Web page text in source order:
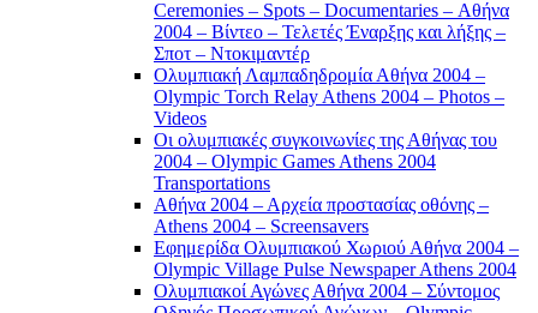
Ceremonies – Spots – Documentaries – Αθήνα
2004 – Βίντεο – Τελετές Έναρξης και λήξης –
Σποτ – Ντοκιμαντέρ
Ολυμπιακή Λαμπαδηδρομία Αθήνα 2004 –
Olympic Torch Relay Athens 2004 – Photos –
Videos
Οι ολυμπιακές συγκοινωνίες της Αθήνας του
2004 – Olympic Games Athens 2004
Transportations
Αθήνα 2004 – Αρχεία προστασίας οθόνης –
Athens 2004 – Screensavers
Εφημερίδα Ολυμπιακού Χωριού Αθήνα 2004 –
Olympic Village Pulse Newspaper Athens 2004
Ολυμπιακοί Αγώνες Αθήνα 2004 – Σύντομος